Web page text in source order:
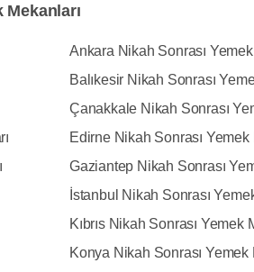
Ankara Nikah Sonrası
Balıkesir Nikah Sonrası
Çanakkale Nikah Sonrası
Edirne Nikah Sonrası Yemek
Gaziantep Nikah Sonrası
İstanbul Nikah Sonrası
Kıbrıs Nikah Sonrası Yemek
Konya Nikah Sonrası Yemek